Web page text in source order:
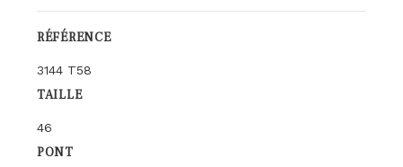
RÉFÉRENCE
3144 T58
TAILLE
46
PONT